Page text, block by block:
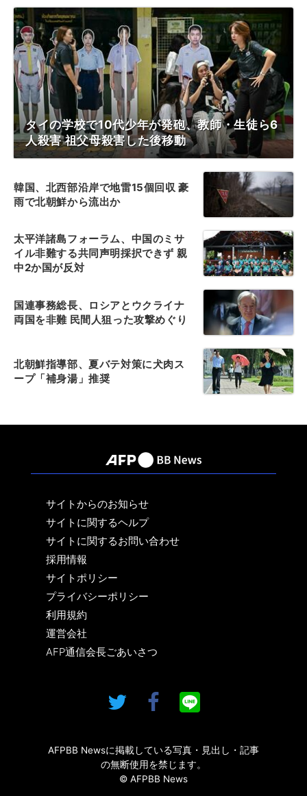
タイの学校で10代少年が発砲、教師・生徒ら6
人殺害 祖父母殺害した後移動
韓国、北西部沿岸で地雷15個回収 豪
雨で北朝鮮から流出か
太平洋諸島フォーラム、中国のミサ
イル非難する共同声明採択できず 親
中2か国が反対
国連事務総長、ロシアとウクライナ
両国を非難 民間人狙った攻撃めぐり
北朝鮮指導部、夏バテ対策に犬肉ス
ープ「補身湯」推奨
サイトからのお知らせ
サイトに関するヘルプ
サイトに関するお問い合わせ
採用情報
サイトポリシー
プライバシーポリシー
利用規約
運営会社
AFP通信会長ごあいさつ
AFPBB Newsに掲載している写真・見出し・記事
の無断使用を禁じます。
© AFPBB News